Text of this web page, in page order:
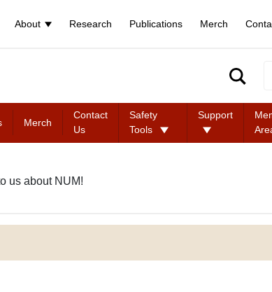
About Research Publications Merch
Merch
Contact
Us
Safety
Tools
Support
us about NUM!